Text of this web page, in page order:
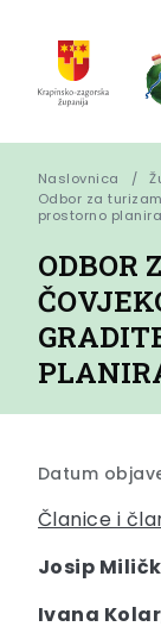
Naslovnica
Odbor za
prostorno
ODBOR
Datum
Članice i
Josip
Ivana Kolar